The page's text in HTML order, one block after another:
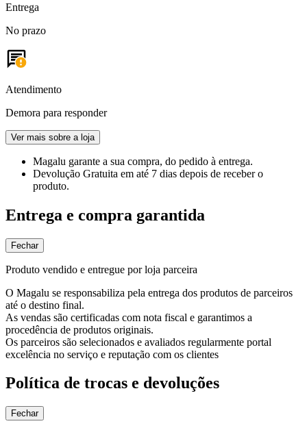
Entrega
No prazo
Atendimento
Demora para responder
Ver mais sobre a loja
Magalu garante a sua compra, do pedido à entrega.
Devolução Gratuita em até 7 dias depois de receber o
produto.
Entrega e compra garantida
Fechar
Produto vendido e entregue por loja parceira
O Magalu se responsabiliza pela entrega dos produtos de parceiros
até o destino final.
As vendas são certificadas com nota fiscal e garantimos a
procedência de produtos originais.
Os parceiros são selecionados e avaliados regularmente portal
excelência no serviço e reputação com os clientes
Política de trocas e devoluções
Fechar